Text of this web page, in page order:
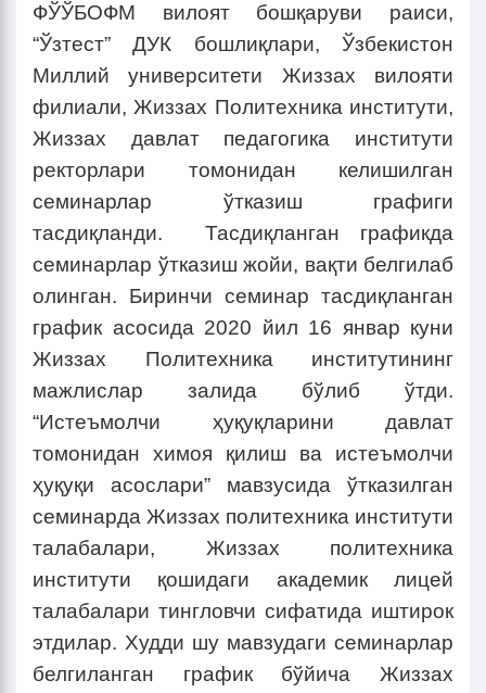
ФЎЎБОФМ вилоят бошқаруви раиси,
“Ўзтест” ДУК бошлиқлари, Ўзбекистон
Миллий университети Жиззах вилояти
филиали, Жиззах Политехника институти,
Жиззах давлат педагогика институти
ректорлари томонидан келишилган
семинарлар ўтказиш графиги
тасдиқланди. Тасдиқланган графикда
семинарлар ўтказиш жойи, вақти белгилаб
олинган. Биринчи семинар тасдиқланган
график асосида 2020 йил 16 январ куни
Жиззах Политехника институтининг
мажлислар залида бўлиб ўтди.
“Истеъмолчи ҳуқуқларини давлат
томонидан химоя қилиш ва истеъмолчи
ҳуқуқи асослари” мавзусида ўтказилган
семинарда Жиззах политехника институти
талабалари, Жиззах политехника
институти қошидаги академик лицей
талабалари тингловчи сифатида иштирок
этдилар. Худди шу мавзудаги семинарлар
белгиланган график бўйича Жиззах